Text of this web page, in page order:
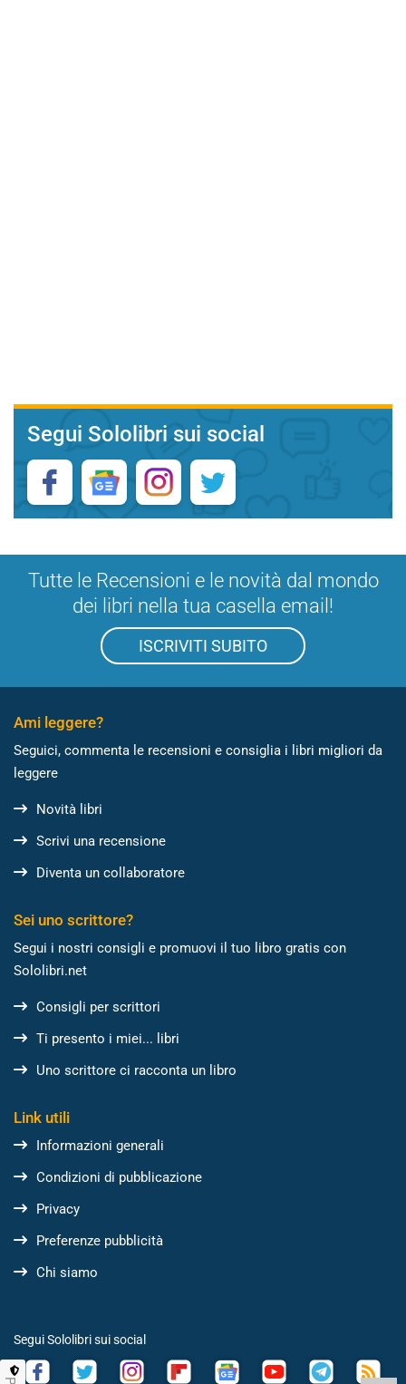
Segui Sololibri sui social
Tutte le Recensioni e le novità dal mondo
dei libri nella tua casella email!
ISCRIVITI SUBITO
Ami leggere?
Seguici, commenta le recensioni e consiglia i libri migliori da
leggere
Novità libri
Scrivi una recensione
Diventa un collaboratore
Sei uno scrittore?
Segui i nostri consigli e promuovi il tuo libro gratis con
Sololibri.net
Consigli per scrittori
Ti presento i miei... libri
Uno scrittore ci racconta un libro
Link utili
Informazioni generali
Condizioni di pubblicazione
Privacy
Preferenze pubblicità
Chi siamo
Segui Sololibri sui social